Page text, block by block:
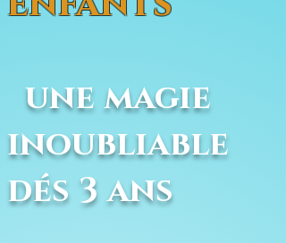
une magie
inoubliable
dés 3 ans